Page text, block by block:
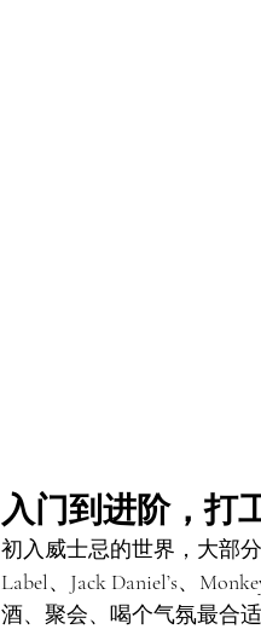
入门到进阶，打
初入威士忌的世界，大部分
Label、Jack Daniel’s、
酒、聚会、喝个气氛最合